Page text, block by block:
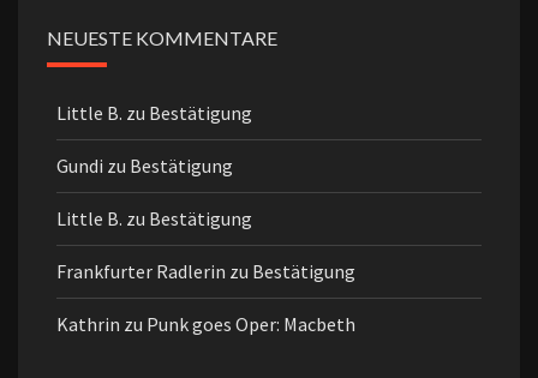
NEUESTE KOMMENTARE
Little B. zu Bestätigung
Gundi zu Bestätigung
Little B. zu Bestätigung
Frankfurter Radlerin zu Bestätigung
Kathrin zu Punk goes Oper: Macbeth